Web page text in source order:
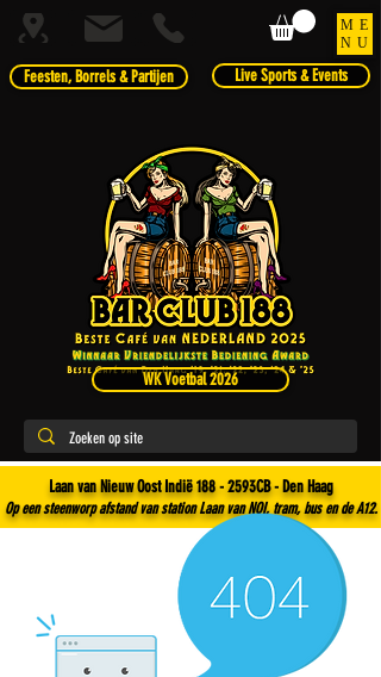
Feesten, Borrels & Partijen
ME
NU
Live Sports & Events
Laan van Nieuw Oost Indië 188 - 2593CB - Den Haag
Op een steenworp afstand van station Laan van NOI, tram, bus en de A12.
WK Voetbal 2026